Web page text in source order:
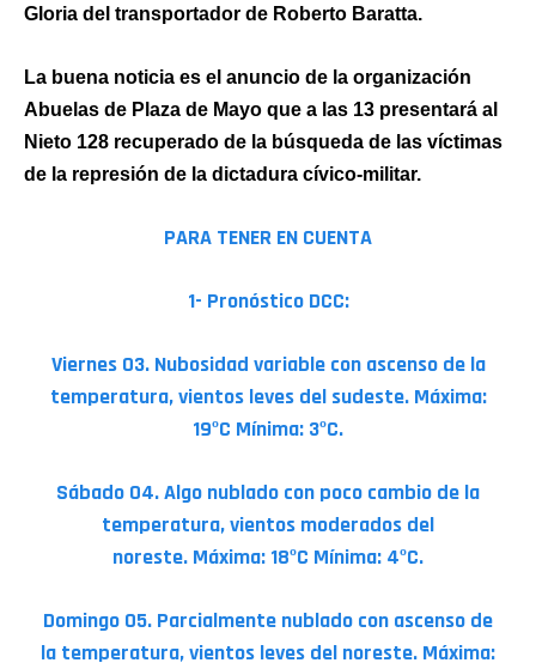
Gloria del transportador de Roberto Baratta.
La buena noticia es el anuncio de la organización
Abuelas de Plaza de Mayo que a las 13 presentará al
Nieto 128 recuperado de la búsqueda de las víctimas
de la represión de la dictadura cívico-militar.
PARA TENER EN CUENTA
1- Pronóstico DCC:
Viernes 03. Nubosidad variable con ascenso de la
temperatura, vientos leves del sudeste. Máxima:
19ºC Mínima: 3ºC.
Sábado 04. Algo nublado con poco cambio de la
temperatura, vientos moderados del
noreste. Máxima: 18ºC Mínima: 4ºC.
Domingo 05. Parcialmente nublado con ascenso de
la temperatura, vientos leves del noreste. Máxima: